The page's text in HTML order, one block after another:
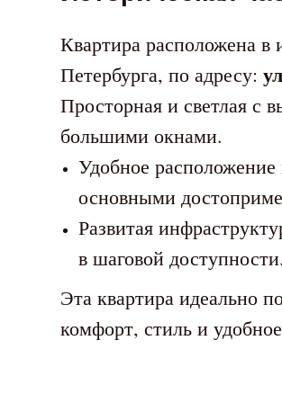
Квартира расположена в
Петербурга, по адресу:
Просторная и светлая с
большими окнами.
Удобное расположение
основными
Развитая
в шаговой доступности.
Эта квартира идеально
комфорт, стиль и